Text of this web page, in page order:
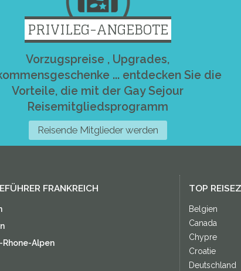
PRIVILEG-ANGEBOTE
Vorzugspreise , Upgrades,
... entdecken Sie die
Vorteile, die mit der Gay Sejour
Reisemitgliedsprogramm
Reisende Mitglieder werden
FRANKREICH
Alpen
TOP
Belgien
Canada
Chypre
Croatie
Deutschland